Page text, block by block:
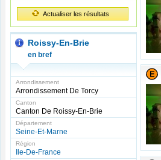
Actualiser les résultats
Roissy-En-Brie
en bref
Arrondissement
Arrondissement De Torcy
Canton
Canton De Roissy-En-Brie
Département
Seine-Et-Marne
Région
Ile-De-France